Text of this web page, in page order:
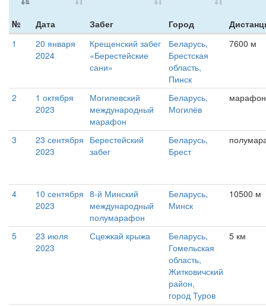
№ Дата Забег Город
1
20 января
2024
Крещенский забег
«Берестейские
сани»
Беларусь,
Брестская
область,
Пинск
7600 м
2
1 октября
2023
Могилевский
международный
марафон
Беларусь,
Могилёв
марафон
3
23 сентября
2023
Берестейский
забег
Беларусь,
Брест
4
10 сентября
2023
8-й Минский
международный
полумарафон
Беларусь,
Минск
10500 м
5
23 июля
2023
Сцежкай крыжа
Беларусь,
Гомельская
область,
Житковичский
район,
город Туров
5 км